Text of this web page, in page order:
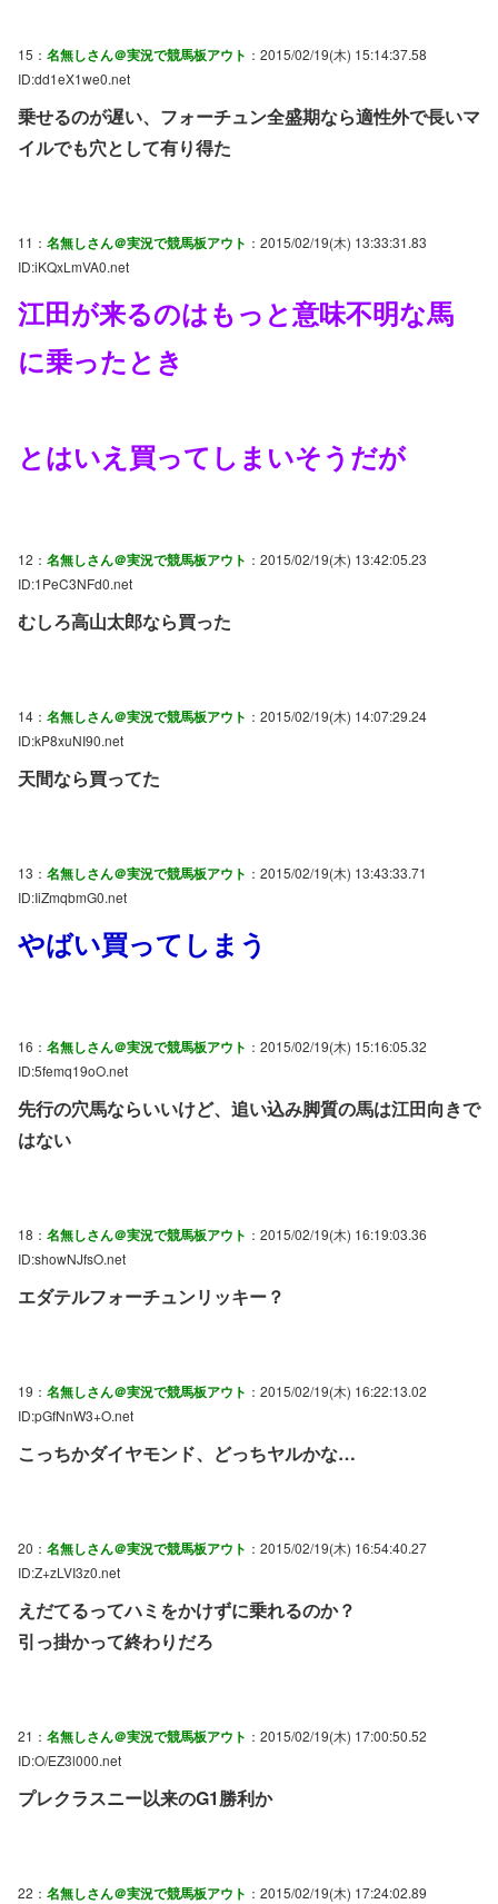
15： 名無しさん＠実況で競馬板アウト ：2015/02/19(木) 15:14:37.58
ID:dd1eX1we0.net
乗せるのが遅い、フォーチュン全盛期なら適性外で長いマ
イルでも穴として有り得た
11： 名無しさん＠実況で競馬板アウト ：2015/02/19(木) 13:33:31.83
ID:iKQxLmVA0.net
江田が来るのはもっと意味不明な馬
に乗ったとき
とはいえ買ってしまいそうだが
12： 名無しさん＠実況で競馬板アウト ：2015/02/19(木) 13:42:05.23
ID:1PeC3NFd0.net
むしろ高山太郎なら買った
14： 名無しさん＠実況で競馬板アウト ：2015/02/19(木) 14:07:29.24
ID:kP8xuNI90.net
天間なら買ってた
13： 名無しさん＠実況で競馬板アウト ：2015/02/19(木) 13:43:33.71
ID:IiZmqbmG0.net
やばい買ってしまう
16： 名無しさん＠実況で競馬板アウト ：2015/02/19(木) 15:16:05.32
ID:5femq19oO.net
先行の穴馬ならいいけど、追い込み脚質の馬は江田向きで
はない
18： 名無しさん＠実況で競馬板アウト ：2015/02/19(木) 16:19:03.36
ID:showNJfsO.net
エダテルフォーチュンリッキー？
19： 名無しさん＠実況で競馬板アウト ：2015/02/19(木) 16:22:13.02
ID:pGfNnW3+O.net
こっちかダイヤモンド、どっちヤルかな…
20： 名無しさん＠実況で競馬板アウト ：2015/02/19(木) 16:54:40.27
ID:Z+zLVI3z0.net
えだてるってハミをかけずに乗れるのか？
引っ掛かって終わりだろ
21： 名無しさん＠実況で競馬板アウト ：2015/02/19(木) 17:00:50.52
ID:O/EZ3l000.net
プレクラスニー以来のG1勝利か
22： 名無しさん＠実況で競馬板アウト ：2015/02/19(木) 17:24:02.89